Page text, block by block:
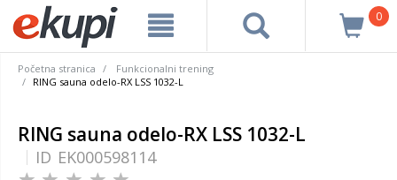
0
Početna stranica
Funkcionalni trening
RING sauna odelo-RX LSS 1032-L
RING sauna odelo-RX LSS 1032-L
ID EK000598114